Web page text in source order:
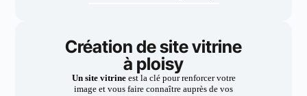
Création de site vitrine
à ploisy
Un site vitrineest la clé pour renforcer votre
image et vous faire connaître auprès de vos